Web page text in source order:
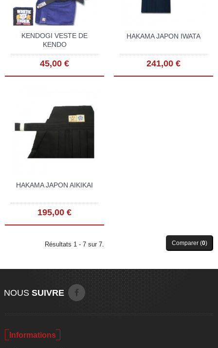
KENDOGI VESTE DE
KENDO
45,00 €
HAKAMA JAPON IWATA
241,00 €
HAKAMA JAPON AIKIKAI
195,00 €
Résultats 1 - 7 sur 7. Comparer (0)
SUIVRE
NOUS
Informations